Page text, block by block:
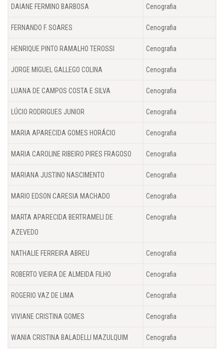
DAIANE FERMINO BARBOSA Cenografia
FERNANDO F. SOARES Cenografia
HENRIQUE PINTO RAMALHO TEROSSI Cenografia
JORGE MIGUEL GALLEGO COLINA Cenografia
LUANA DE CAMPOS COSTA E SILVA Cenografia
LÚCIO RODRIGUES JUNIOR Cenografia
MARIA APARECIDA GOMES HORÁCIO Cenografia
MARIA CAROLINE RIBEIRO PIRES FRAGOSO Cenografia
MARIANA JUSTINO NASCIMENTO Cenografia
MARIO EDSON CARESIA MACHADO Cenografia
MARTA APARECIDA BERTRAMELI DE
AZEVEDO
Cenografia
NATHALIE FERREIRA ABREU Cenografia
ROBERTO VIEIRA DE ALMEIDA FILHO Cenografia
ROGERIO VAZ DE LIMA Cenografia
VIVIANE CRISTINA GOMES Cenografia
WANIA CRISTINA BALADELLI MAZULQUIM Cenografia